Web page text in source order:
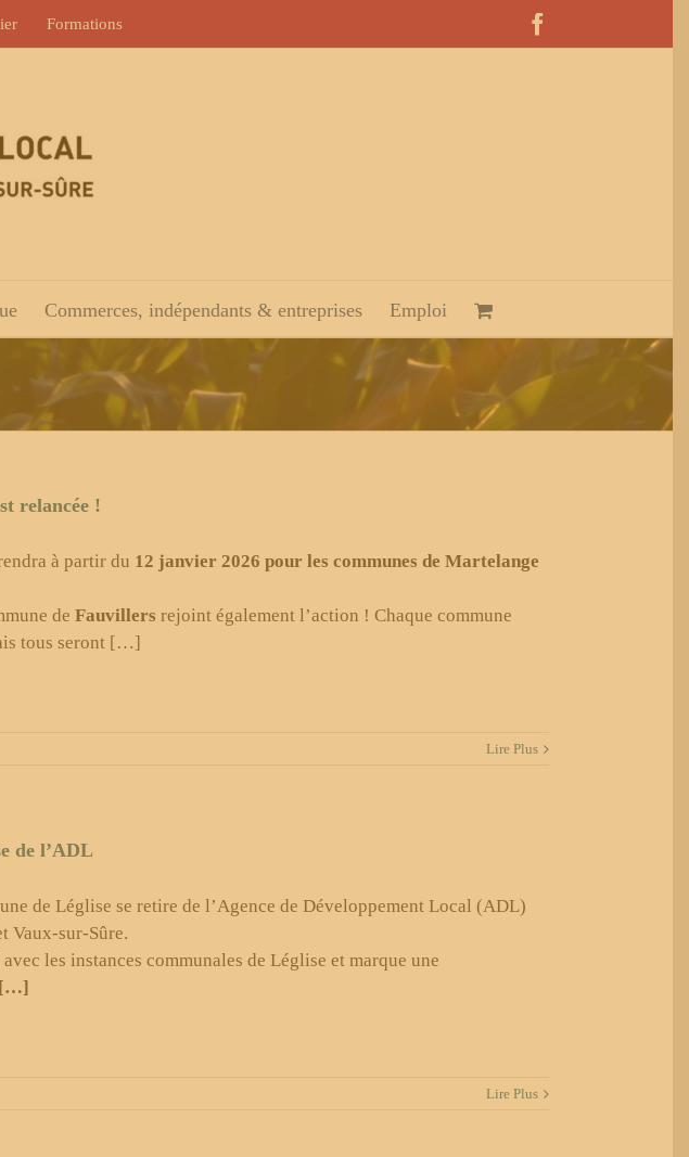
Formations
Commerces, indépendants & entreprises Emploi
relancée !
à partir du 12 janvier 2026 pour les communes de Martelange
deFauvillers rejoint également l’action ! Chaque commune
tous seront […]
Lire Plus
de l’ADL
de Léglise se retire de l’Agence de Développement Local (ADL)
Vaux-sur-Sûre.
les instances communales de Léglise et marque une
[…]
Lire Plus